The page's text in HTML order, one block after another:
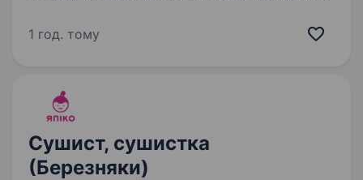
Sushi Master — міжнародна мережа доставки
1 год. тому
Сушист, сушистка
(Березняки)